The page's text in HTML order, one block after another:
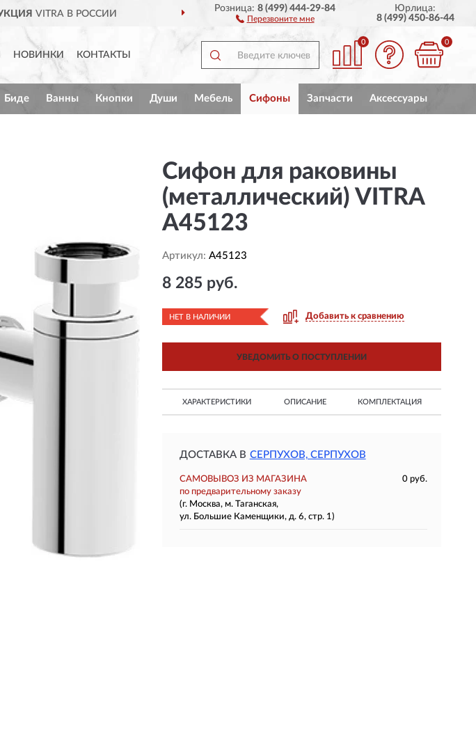
ДОСТАВИМ ПО ВСЕЙ РОССИИ
Розница:8 (499) 444-29-84
Перезвоните мне
Юрлица:
8 (499) 450-86-44
НОВИНКИ КОНТАКТЫ
0 0
Биде Ванны Кнопки Души Мебель Сифоны Запчасти Аксессуары
Сифон для раковины
(металлический) VITRA
A45123
Артикул: A45123
8 285 руб.
НЕТ В НАЛИЧИИ Добавить к сравнению
УВЕДОМИТЬ О ПОСТУПЛЕНИИ
ХАРАКТЕРИСТИКИ ОПИСАНИЕ КОМПЛЕКТАЦИЯ
ДОСТАВКА В СЕРПУХОВ, СЕРПУХОВ
САМОВЫВОЗ ИЗ МАГАЗИНА
0 руб.
по предварительному заказу
(г. Москва, м. Таганская,
ул. Большие Каменщики, д. 6, стр. 1)